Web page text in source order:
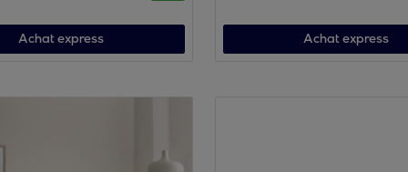
Achat express Achat express